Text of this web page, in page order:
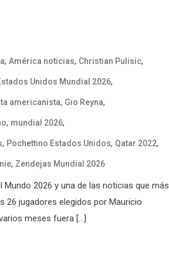
, América noticias, Christian Pulisic,
Unidos Mundial 2026,
americanista, Gio Reyna,
, mundial 2026,
, Pochettino Estados Unidos, Qatar 2022,
, Zendejas Mundial 2026
2026 y una de las noticias que más
26 jugadores elegidos por Mauricio
meses fuera […]